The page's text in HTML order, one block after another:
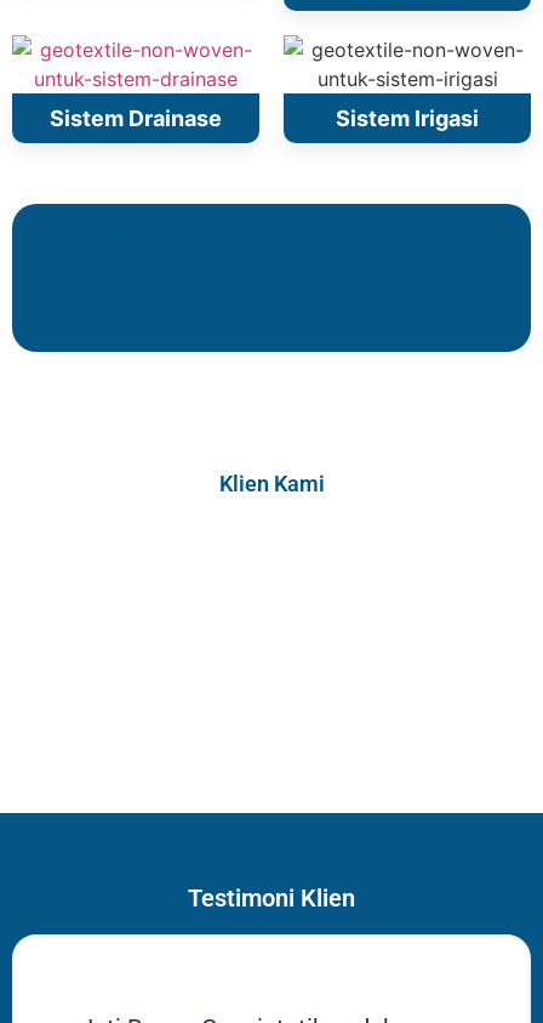
Sistem Drainase Sistem Irigasi
Klien Kami
Testimoni Klien